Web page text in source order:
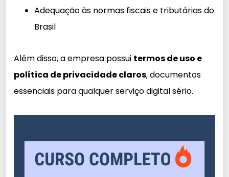
Adequação às normas fiscais e tributárias do
Brasil
Além disso, a empresa possui termos de uso e
política de privacidade claros, documentos
essenciais para qualquer serviço digital sério.